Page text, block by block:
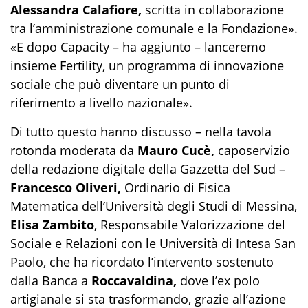
Alessandra Calafiore, scritta in collaborazione
tra l’amministrazione comunale e la Fondazione».
«E dopo Capacity – ha aggiunto – lanceremo
insieme Fertility, un programma di innovazione
sociale che può diventare un punto di
riferimento a livello nazionale».
Di tutto questo hanno discusso – nella tavola
rotonda moderata da Mauro Cucè, caposervizio
della redazione digitale della Gazzetta del Sud –
Francesco Oliveri, Ordinario di Fisica
Matematica dell’Università degli Studi di Messina,
Elisa Zambito, Responsabile Valorizzazione del
Sociale e Relazioni con le Università di Intesa San
Paolo, che ha ricordato l’intervento sostenuto
dalla Banca a Roccavaldina, dove l’ex polo
artigianale si sta trasformando, grazie all’azione